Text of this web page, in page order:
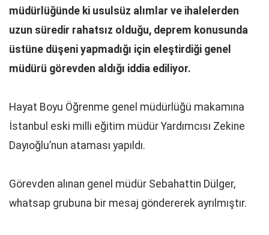
müdürlüğünde ki usulsüz alımlar ve ihalelerden
uzun süredir rahatsız olduğu, deprem konusunda
üstüne düşeni yapmadığı için eleştirdiği genel
müdürü görevden aldığı iddia ediliyor.
Hayat Boyu Öğrenme genel müdürlüğü makamına
İstanbul eski milli eğitim müdür Yardımcısı Zekine
Dayıoğlu’nun ataması yapıldı.
Görevden alınan genel müdür Sebahattin Dülger,
whatsap grubuna bir mesaj göndererek ayrılmıştır.